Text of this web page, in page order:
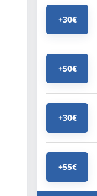
+30€
+50€
+30€
+55€